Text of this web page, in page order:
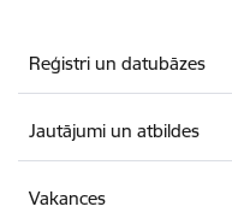
Reģistri un datubāzes
Jautājumi un atbildes
Vakances